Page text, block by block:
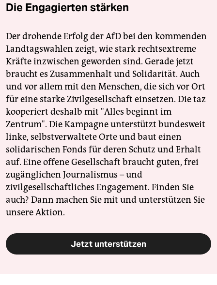
Die Engagierten stärken
Der drohende Erfolg der AfD bei den kommenden
Landtagswahlen zeigt, wie stark rechtsextreme
Kräfte inzwischen geworden sind. Gerade jetzt
braucht es Zusammenhalt und Solidarität. Auch
und vor allem mit den Menschen, die sich vor Ort
für eine starke Zivilgesellschaft einsetzen. Die taz
kooperiert deshalb mit "Alles beginnt im
Zentrum". Die Kampagne unterstützt bundesweit
linke, selbstverwaltete Orte und baut einen
solidarischen Fonds für deren Schutz und Erhalt
auf. Eine offene Gesellschaft braucht guten, frei
zugänglichen Journalismus – und
zivilgesellschaftliches Engagement. Finden Sie
auch? Dann machen Sie mit und unterstützen Sie
unsere Aktion.
Jetzt unterstützen